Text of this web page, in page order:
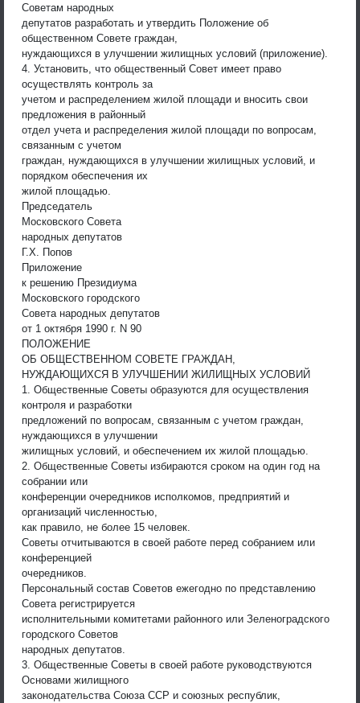
Советам народных
депутатов разработать и утвердить Положение об
общественном Совете граждан,
нуждающихся в улучшении жилищных условий (приложение).
4. Установить, что общественный Совет имеет право
осуществлять контроль за
учетом и распределением жилой площади и вносить свои
предложения в районный
отдел учета и распределения жилой площади по вопросам,
связанным с учетом
граждан, нуждающихся в улучшении жилищных условий, и
порядком обеспечения их
жилой площадью.
Председатель
Московского Совета
народных депутатов
Г.Х. Попов
Приложение
к решению Президиума
Московского городского
Совета народных депутатов
от 1 октября 1990 г. N 90
ПОЛОЖЕНИЕ
ОБ ОБЩЕСТВЕННОМ СОВЕТЕ ГРАЖДАН,
НУЖДАЮЩИХСЯ В УЛУЧШЕНИИ ЖИЛИЩНЫХ УСЛОВИЙ
1. Общественные Советы образуются для осуществления
контроля и разработки
предложений по вопросам, связанным с учетом граждан,
нуждающихся в улучшении
жилищных условий, и обеспечением их жилой площадью.
2. Общественные Советы избираются сроком на один год на
собрании или
конференции очередников исполкомов, предприятий и
организаций численностью,
как правило, не более 15 человек.
Советы отчитываются в своей работе перед собранием или
конференцией
очередников.
Персональный состав Советов ежегодно по представлению
Совета регистрируется
исполнительными комитетами районного или Зеленоградского
городского Советов
народных депутатов.
3. Общественные Советы в своей работе руководствуются
Основами жилищного
законодательства Союза ССР и союзных республик,